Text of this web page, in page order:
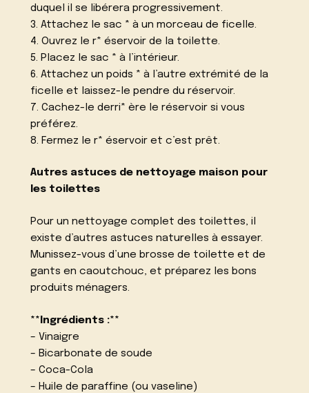
duquel il se libérera progressivement.
3. Attachez le sac * à un morceau de ficelle.
4. Ouvrez le r* éservoir de la toilette.
5. Placez le sac * à l’intérieur.
6. Attachez un poids * à l’autre extrémité de la
ficelle et laissez-le pendre du réservoir.
7. Cachez-le derri* ère le réservoir si vous
préférez.
8. Fermez le r* éservoir et c’est prêt.
Autres astuces de nettoyage maison pour
les toilettes
Pour un nettoyage complet des toilettes, il
existe d’autres astuces naturelles à essayer.
Munissez-vous d’une brosse de toilette et de
gants en caoutchouc, et préparez les bons
produits ménagers.
**Ingrédients :**
– Vinaigre
– Bicarbonate de soude
– Coca-Cola
– Huile de paraffine (ou vaseline)